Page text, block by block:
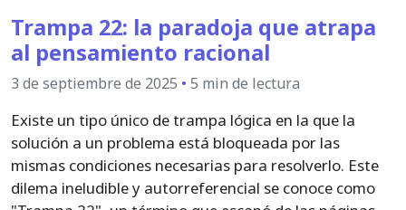
Trampa 22: la paradoja que atrapa
al pensamiento racional
3 de septiembre de 2025 • 5 min de lectura
Existe un tipo único de trampa lógica en la que la
solución a un problema está bloqueada por las
mismas condiciones necesarias para resolverlo. Este
dilema ineludible y autorreferencial se conoce como